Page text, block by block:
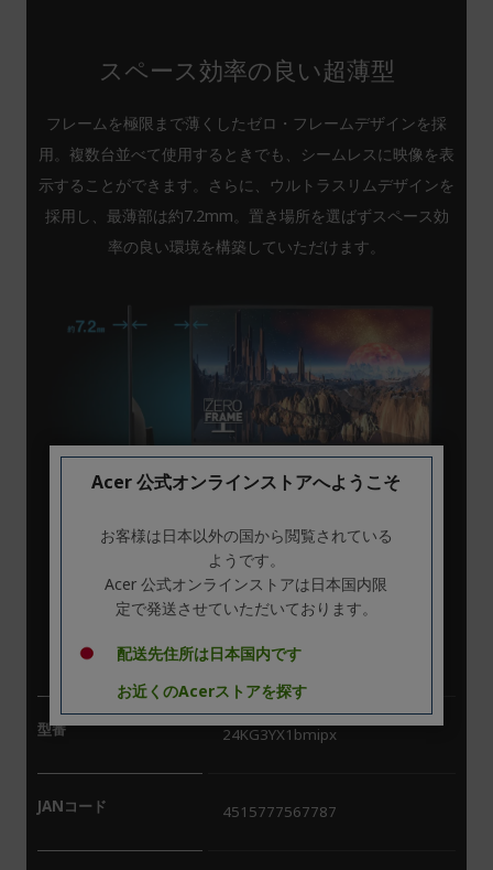
スペース効率の良い超薄型
フレームを極限まで薄くしたゼロ・フレームデザインを採
用。複数台並べて使用するときでも、シームレスに映像を表
示することができます。さらに、ウルトラスリムデザインを
採用し、最薄部は約7.2mm。置き場所を選ばずスペース効
率の良い環境を構築していただけます。
スペック
型番 24KG3YX1bmipx
JANコード 4515777567787
Acer 公式オンラインストアへようこそ
お客様は日本以外の国から閲覧されている
ようです。
Acer 公式オンラインストアは日本国内限
定で発送させていただいております。
配送先住所は日本国内です
お近くのAcerストアを探す